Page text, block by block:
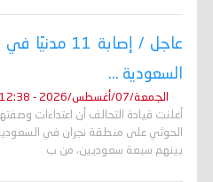
عاجل / إصابة
السعودية ...
الجمعة/07/أغسطس/2026 - 12:38 ص
أعلنت قيادة التحالف أن اعتداءات
بينهم سبعة سعوديين، من ب